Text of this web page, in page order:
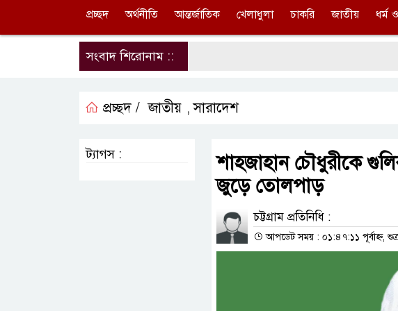
প্রচ্ছদ অর্থনীতি আন্তর্জাতিক খেলাধুলা চাকরি জাতীয় ধর্ম
সংবাদ শিরোনাম ::
প্রচ্ছদ / জাতীয় ,সারাদেশ
শাহজাহান চৌধুরীকে
জুড়ে তোলপাড়
চট্টগ্রাম প্রতিনিধি :
আপডেট সময় : ০১:৪৭:১১ পূর্বাহ্ন,
ট্যাগস :